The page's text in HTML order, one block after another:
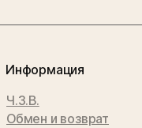
Обмен и возврат
Ч.З.В.
Информация